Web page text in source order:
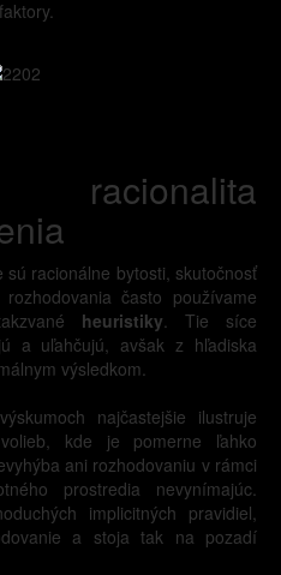
racionalita
racionálne bytosti, skutočnosť
často používame
heuristiky. Tie síce
a uľahčujú, avšak z hľadiska
výsledkom.
najčastejšie ilustruje
volieb, kde je pomerne ľahko
ani rozhodovaniu v rámci
prostredia nevynímajúc.
implicitných pravidiel,
a stoja tak na pozadí